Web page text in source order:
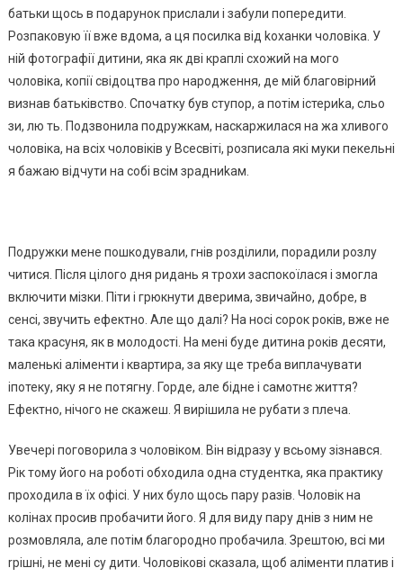
батьки щось в подарунок прислали і забули попередити.
Розпаковую її вже вдома, а ця посилка від kоханки чоловіка. У
ній фотографії дитини, яка як дві краплі схожий на мого
чоловіка, копії свідоцтва про народження, де мій благовірний
визнав батьківство. Спочатку був ступор, а потім істериkа, сльо
зи, лю ть. Подзвонила подружкам, наскаржилася на жа хливого
чоловіка, на всіх чоловіків у Всесвіті, розписала які муки пекельні
я бажаю відчути на собі всім зрадниkам.
Подружки мене пошкодували, гнів розділили, порадили розлу
читися. Після цілого дня ридань я трохи заспокоїлася і змогла
включити мізки. Піти і грюкнути дверима, звичайно, добре, в
сенсі, звучить ефектно. Але що далі? На носі сорок років, вже не
така красуня, як в молодості. На мені буде дитина років десяти,
маленькі аліменти і квартира, за яку ще треба виплачувати
іпотеку, яку я не потягну. Горде, але бідне і самотнє життя?
Ефектно, нічого не скажеш. Я вирішила не рубати з плеча.
Увечері поговорила з чоловіком. Він відразу у всьому зізнався.
Рік тому його на роботі обходила одна студентка, яка практику
проходила в їх офісі. У них було щось пару разів. Чоловік на
колінах просив пробачити його. Я для виду пару днів з ним не
розмовляла, але потім благородно пробачила. Зрештою, всі ми
rрішні, не мені су дити. Чоловікові сказала, щоб аліменти платив і